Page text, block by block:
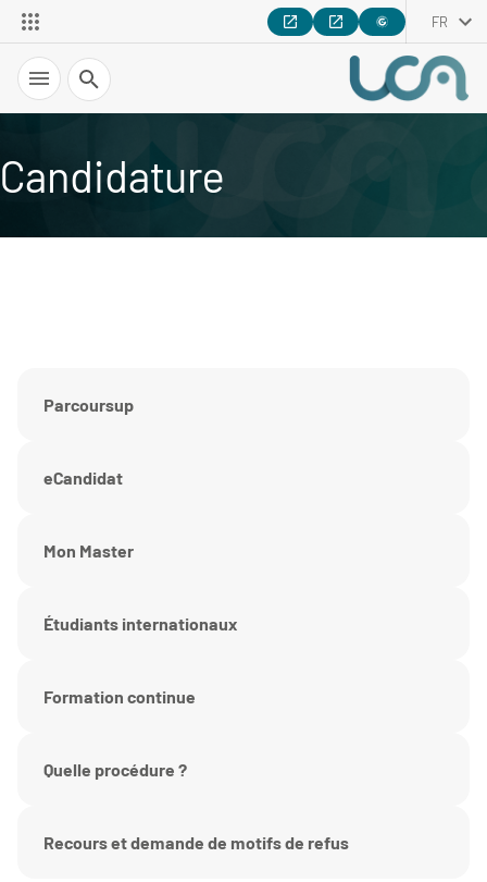
FR
Recherche
Candidature
Parcoursup
eCandidat
Mon Master
Étudiants internationaux
Formation continue
Quelle procédure ?
Recours et demande de motifs de refus